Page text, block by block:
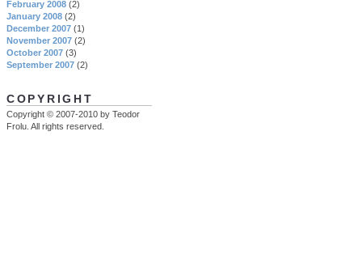
February 2008 (2)
January 2008 (2)
December 2007 (1)
November 2007 (2)
October 2007 (3)
September 2007 (2)
COPYRIGHT
Copyright © 2007-2010 by Teodor
Frolu. All rights reserved.